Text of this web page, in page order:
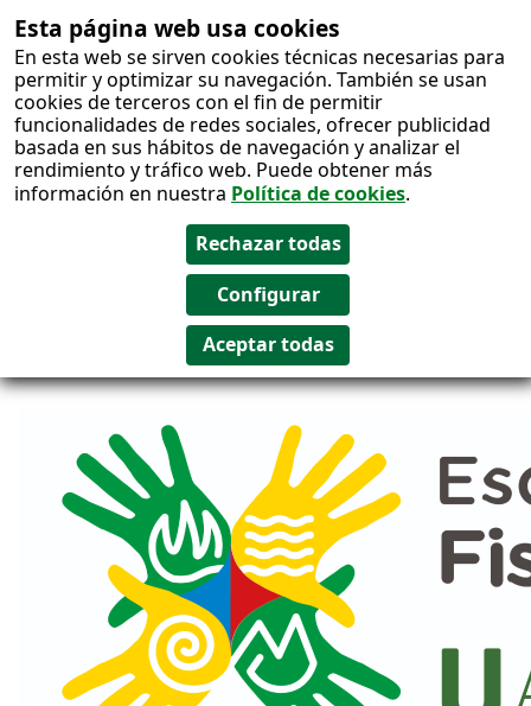
Esta página web usa cookies
En esta web se sirven cookies técnicas necesarias para
permitir y optimizar su navegación. También se usan
cookies de terceros con el fin de permitir
funcionalidades de redes sociales, ofrecer publicidad
basada en sus hábitos de navegación y analizar el
rendimiento y tráfico web. Puede obtener más
información en nuestra Política de cookies.
Salto al
contenido